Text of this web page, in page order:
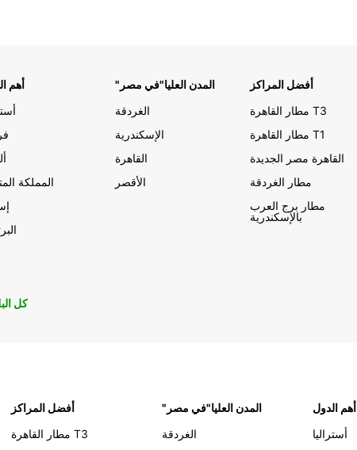
أهم
المملكة
"المدن العليا"في مصر
الغردقة
الإسكندرية
القاهرة
الأقصر
أفضل المراكز
مطار القاهرة T3
مطار القاهرة T1
القاهرة مصر الجديدة
مطار الغردقة
مطار برج العرب
بالإسكندرية
كل
أفضل المراكز
مطار القاهرة T3
"المدن العليا"في مصر
الغردقة
أهم الدول
أستراليا